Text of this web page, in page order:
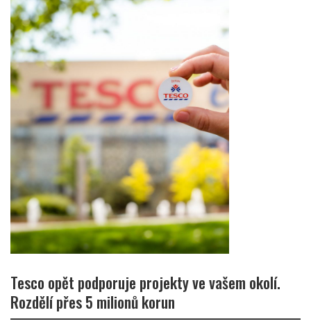
Tesco opět podporuje projekty ve vašem okolí.
Rozdělí přes 5 milionů korun